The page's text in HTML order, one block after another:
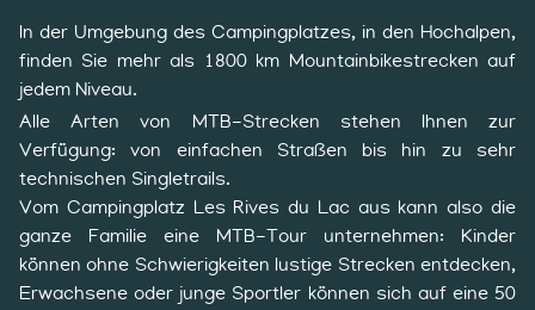
In der Umgebung des Campingplatzes, in den Hochalpen,
finden Sie mehr als 1800 km Mountainbikestrecken auf
jedem Niveau.
Alle Arten von MTB-Strecken stehen Ihnen zur
Verfügung: von einfachen Straßen bis hin zu sehr
technischen Singletrails.
Vom Campingplatz Les Rives du Lac aus kann also die
ganze Familie eine MTB-Tour unternehmen: Kinder
können ohne Schwierigkeiten lustige Strecken entdecken,
Erwachsene oder junge Sportler können sich auf eine 50